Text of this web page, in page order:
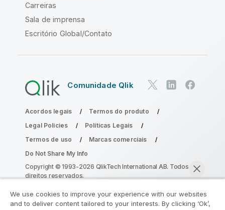
Carreiras
Sala de imprensa
Escritório Global/Contato
Comunidade Qlik
Acordos legais
Termos do produto
Legal Policies
Políticas Legais
Termos de uso
Marcas comerciais
Do Not Share My Info
Copyright © 1993-2026 QlikTech International AB. Todos os
direitos reservados.
We use cookies to improve your experience with our websites
and to deliver content tailored to your interests. By clicking ‘Ok’,